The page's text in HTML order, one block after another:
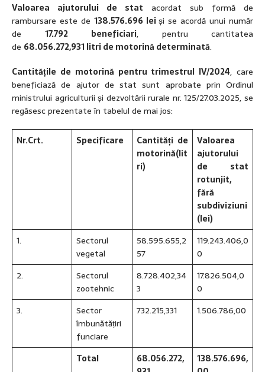
Valoarea ajutorului de stat acordat sub formă de
rambursare este de 138.576.696 leiși se acordă unui număr
de 17.792 beneficiari, pentru cantitatea
de 68.056.272,931litride motorină determinată.
Cantitățile de motorină pentru trimestrul IV/2024, care
beneficiază de ajutor de stat sunt aprobate prin Ordinul
ministrului agriculturii și dezvoltării rurale nr. 125/27.03.2025, se
regăsesc prezentate în tabelul de mai jos:
Nr.Crt. Specificare
Cantități de
motorină(lit
ri)
Valoarea
ajutorului
de stat
rotunjit,
fără
subdiviziuni
(lei)
1.
Sectorul
vegetal
58.595.655,2
57
119.243.406,0
0
2.
Sectorul
zootehnic
8.728.402,34
3
17.826.504,0
0
3.
Sector
îmbunătățiri
funciare
732.215,331 1.506.786,00
Total
68.056.272,
138.576.696,